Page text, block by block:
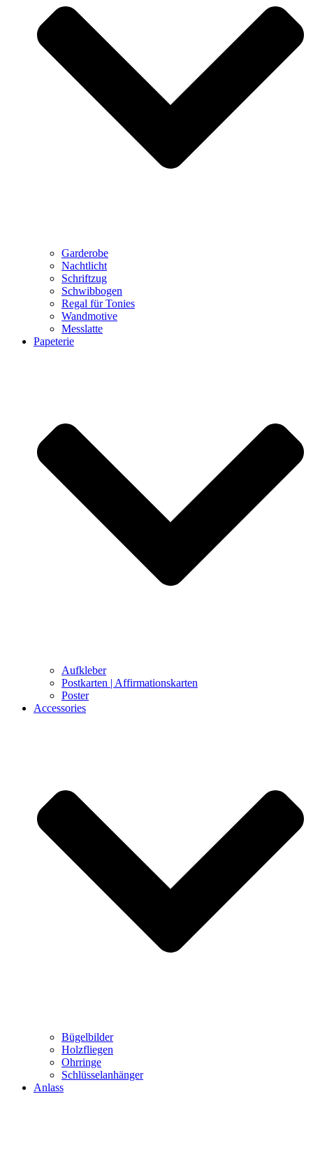
Garderobe
Nachtlicht
Schriftzug
Schwibbogen
Regal für Tonies
Wandmotive
Messlatte
Papeterie
Aufkleber
Postkarten | Affirmationskarten
Poster
Accessories
Bügelbilder
Holzfliegen
Ohrringe
Schlüsselanhänger
Anlass